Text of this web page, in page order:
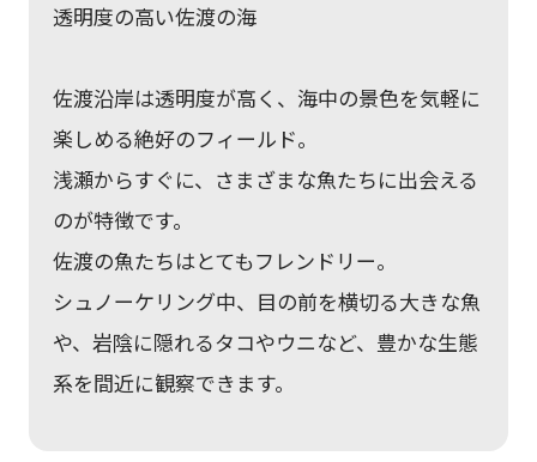
透明度の高い佐渡の海
佐渡沿岸は透明度が高く、海中の景色を気軽に
楽しめる絶好のフィールド。
浅瀬からすぐに、さまざまな魚たちに出会える
のが特徴です。
佐渡の魚たちはとてもフレンドリー。
シュノーケリング中、目の前を横切る大きな魚
や、岩陰に隠れるタコやウニなど、豊かな生態
系を間近に観察できます。